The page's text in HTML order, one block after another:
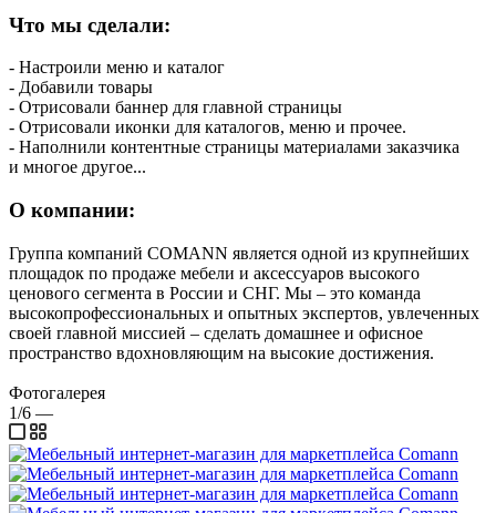
Что мы сделали:
- Настроили меню и каталог
- Добавили товары
- Отрисовали баннер для главной страницы
- Отрисовали иконки для каталогов, меню и прочее.
- Наполнили контентные страницы материалами заказчика
и многое другое...
О компании:
Группа компаний COMANN является одной из крупнейших
площадок по продаже мебели и аксессуаров высокого
ценового сегмента в России и СНГ. Мы – это команда
высокопрофессиональных и опытных экспертов, увлеченных
своей главной миссией – сделать домашнее и офисное
пространство вдохновляющим на высокие достижения.
Фотогалерея
1/6 —